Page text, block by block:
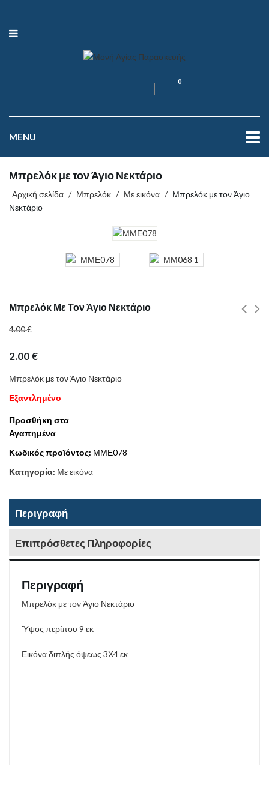
0
MENU
Μπρελόκ με τον Άγιο Νεκτάριο
Αρχική σελίδα / Μπρελόκ / Με εικόνα / Μπρελόκ με τον Άγιο
Νεκτάριο
Μπρελόκ Με Τον Άγιο Νεκτάριο
4.00€
2.00€
Μπρελόκ με τον Άγιο Νεκτάριο
Εξαντλημένο
Προσθήκη στα
Αγαπημένα
Κωδικός προϊόντος: ΜΜΕ078
Κατηγορία: Με εικόνα
Περιγραφή
Επιπρόσθετες Πληροφορίες
Περιγραφή
Μπρελόκ με τον Άγιο Νεκτάριο
Ύψος περίπου 9 εκ
Εικόνα διπλής όψεως 3Χ4 εκ